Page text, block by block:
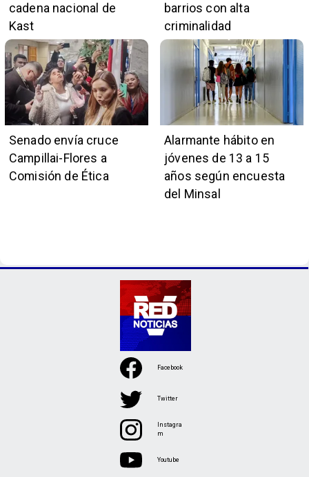
cadena nacional de
Kast
barrios con alta
criminalidad
Senado envía cruce
Campillai-Flores a
Comisión de Ética
Alarmante hábito en
jóvenes de 13 a 15
años según encuesta
del Minsal
Facebook
Twitter
Instagra
m
Youtube